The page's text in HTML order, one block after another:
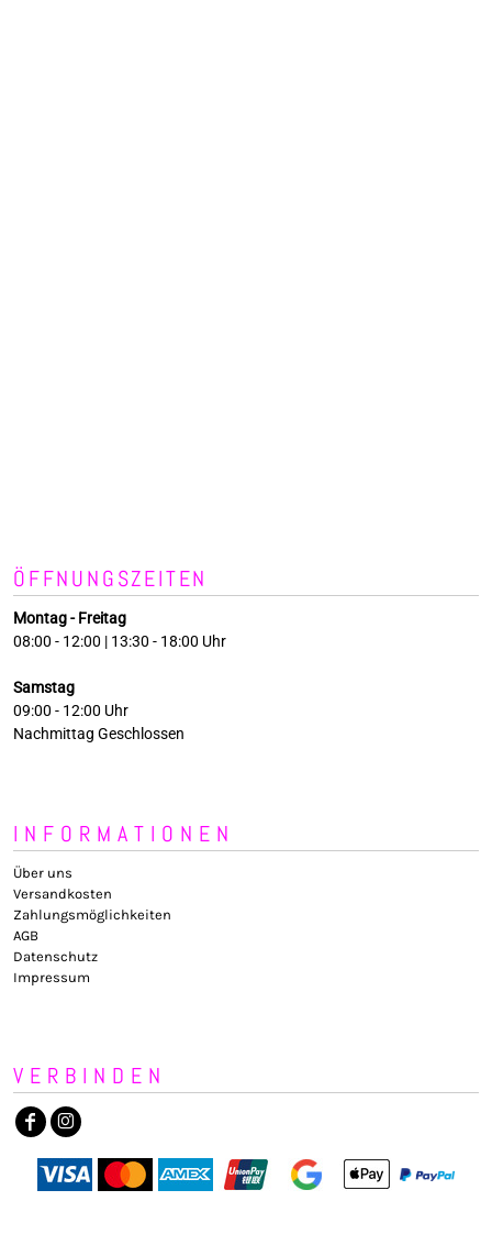
ÖFFNUNGSZEITEN
Montag - Freitag
08:00 - 12:00 | 13:30 - 18:00 Uhr
Samstag
09:00 - 12:00 Uhr
Nachmittag Geschlossen
INFORMATIONEN
Über uns
Versandkosten
Zahlungsmöglichkeiten
AGB
Datenschutz
Impressum
VERBINDEN